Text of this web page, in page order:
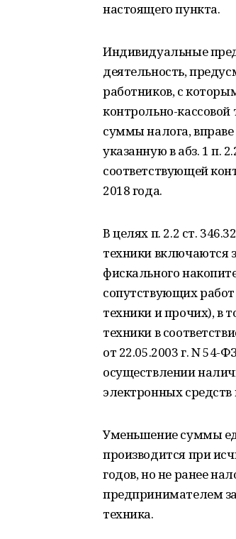
настоящего пункта.
Индивидуальные
деятельность,
работников, с
контрольно-
суммы налога,
указанную в абз. 1 п.
соответствующей
2018 года.
В целях п. 2.2 ст.
техники включаются
фискального
сопутствующих работ
техники и прочих), в
техники в
от 22.05.2003 г. N 54-
осуществлении
электронных
Уменьшение суммы
производится при
годов, но не ранее
предпринимателем
техника.